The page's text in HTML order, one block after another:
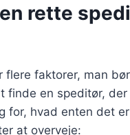
rette
faktorer, man
finde en speditør,
for, hvad enten det
at overveje: